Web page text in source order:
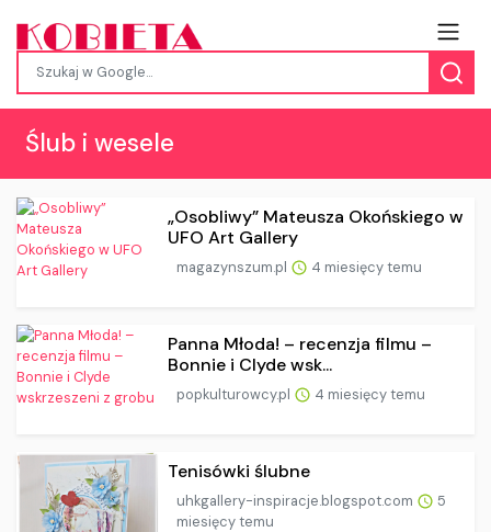
Ślub i wesele
„Osobliwy” Mateusza Okońskiego w
UFO Art Gallery
magazynszum.pl 4 miesięcy temu
Panna Młoda! – recenzja filmu –
Bonnie i Clyde wsk...
popkulturowcy.pl 4 miesięcy temu
Tenisówki ślubne
uhkgallery-inspiracje.blogspot.com
5
miesięcy temu